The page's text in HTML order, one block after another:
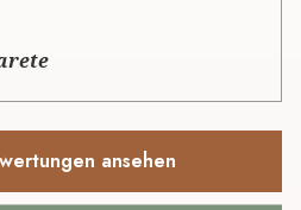
ansehen